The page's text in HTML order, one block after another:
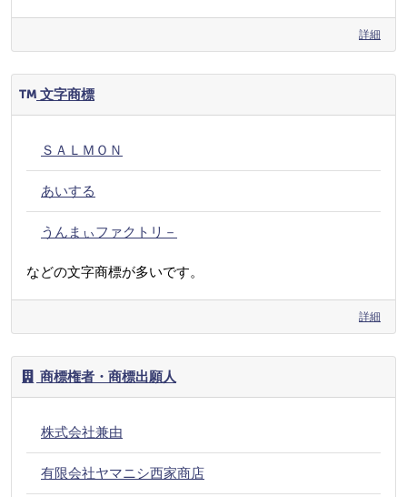
詳細
文字商標
ＳＡＬＭＯＮ
あいする
うんまぃファクトリ－
などの文字商標が多いです。
詳細
商標権者・商標出願人
株式会社兼由
有限会社ヤマニシ西家商店